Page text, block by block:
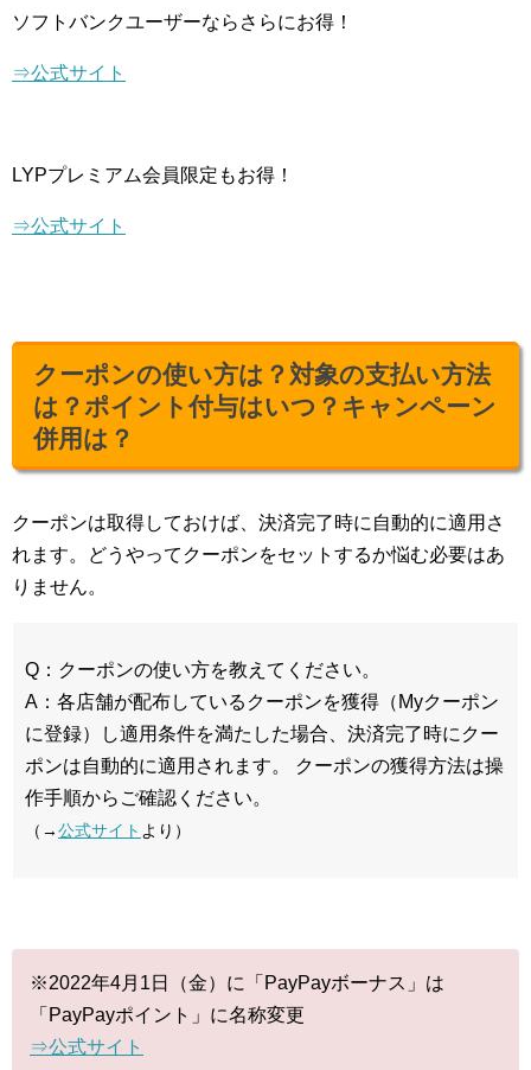
ソフトバンクユーザーならさらにお得！
⇒公式サイト
LYPプレミアム会員限定もお得！
⇒公式サイト
クーポンの使い方は？対象の支払い方法
は？ポイント付与はいつ？キャンペーン
併用は？
クーポンは取得しておけば、決済完了時に自動的に適用さ
れます。どうやってクーポンをセットするか悩む必要はあ
りません。
Q：クーポンの使い方を教えてください。
A：各店舗が配布しているクーポンを獲得（Myクーポン
に登録）し適用条件を満たした場合、決済完了時にクー
ポンは自動的に適用されます。 クーポンの獲得方法は操
作手順からご確認ください。
（→公式サイト より）
※2022年4月1日（金）に「PayPayボーナス」は
「PayPayポイント」に名称変更
⇒公式サイト